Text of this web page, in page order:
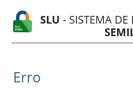
SLU - SISTEMA
Erro